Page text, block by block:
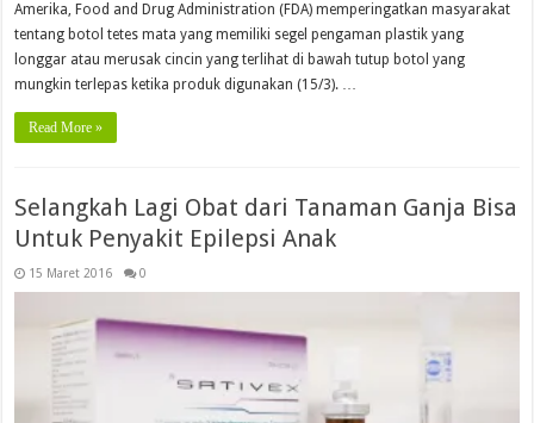
Amerika, Food and Drug Administration (FDA) memperingatkan masyarakat
tentang botol tetes mata yang memiliki segel pengaman plastik yang
longgar atau merusak cincin yang terlihat di bawah tutup botol yang
mungkin terlepas ketika produk digunakan (15/3). …
Read More »
Selangkah Lagi Obat dari Tanaman Ganja Bisa
Untuk Penyakit Epilepsi Anak
15 Maret 2016 0